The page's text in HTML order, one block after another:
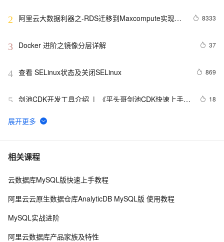
2
阿里云大数据利器之-RDS迁移到Maxcompute实现动
8333
3 Docker 进阶之镜像分层详解 37
4 查看 SELinux状态及关闭SELinux 869
5 剑池CDK开发工具介绍  |  《平头哥剑池CDK快速上手指
18
6 WebAssembly 在 MOSN 中的实践 - 基础框架篇
7 userdel使用说明
8 自己看系统的“系统还原”
10WPF游戏开发——小鸡快跑
相关课程
云数据库MySQL版快速上手教程
阿里云云原生数据仓库AnalyticDB MySQL版 使用教程
MySQL实战进阶
阿里云数据库产品家族及特性